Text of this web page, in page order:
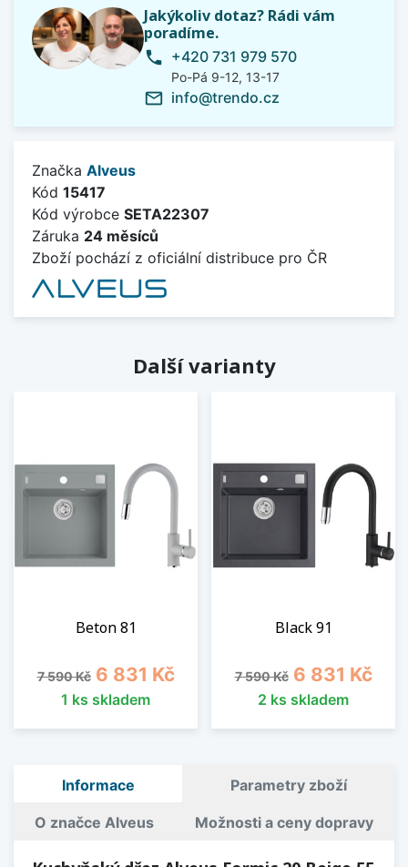
Jakýkoliv dotaz? Rádi vám
poradíme.
phone +420 731 979 570
Po-Pá 9-12, 13-17
mail_outline info@trendo.cz
Značka Alveus
Kód 15417
Kód výrobce SETA22307
Záruka 24 měsíců
Zboží pochází z oficiální distribuce pro ČR
Další varianty
Beton 81
Běžná cena
7 590 Kč Cena
6 831 Kč
1 ks skladem
Black 91
Běžná cena
7 590 Kč Cena
6 831 Kč
2 ks skladem
Informace Parametry zboží
O značce Alveus Možnosti a ceny dopravy